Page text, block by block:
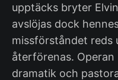
upptäcks bryter
avslöjas dock
missförståndet reds
återförenas.
dramatik och